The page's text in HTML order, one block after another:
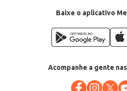
EAN: 7898133650475Baixe o aplicativo
Acompanhe a gente